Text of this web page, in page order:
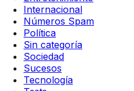
Internacional
Números Spam
Política
Sin categoría
Sociedad
Sucesos
Tecnología